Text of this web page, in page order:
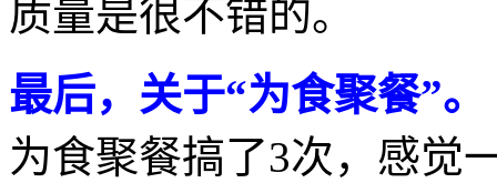
质量是很不错的。
最后，关于“为食聚餐”。
为食聚餐搞了3次，感觉